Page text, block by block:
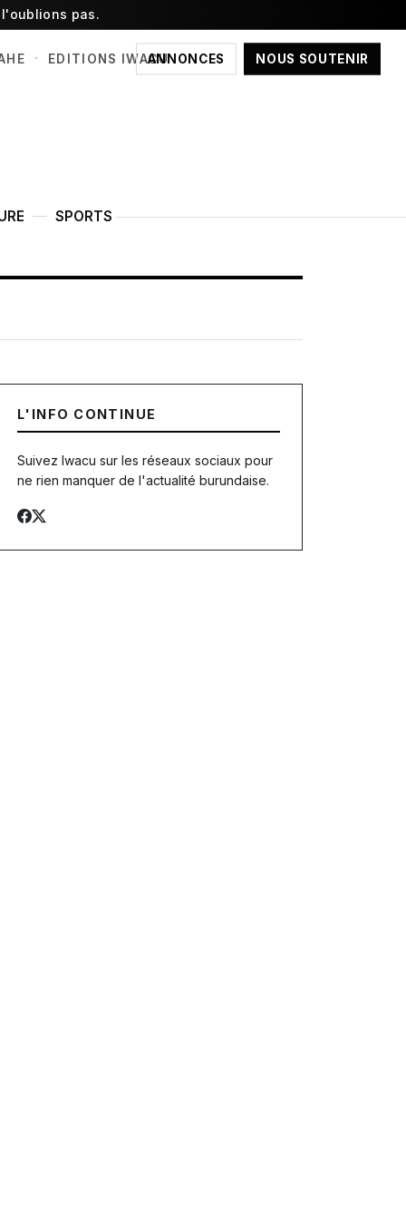
pas.
ANNONCES NOUS SOUTENIR
· EDITIONS IWACU
SPORTS
L'INFO CONTINUE
Suivez Iwacu sur les réseaux sociaux pour
ne rien manquer de l'actualité burundaise.